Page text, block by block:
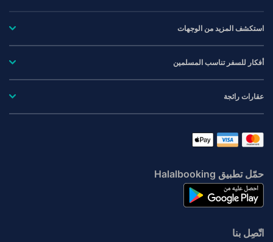
استكشف المزيد من الوجهات
أفكار للسفر تناسب المسلمين
عقارات رائجة
حمّل تطبيق Halalbooking
اتّصِل بنا